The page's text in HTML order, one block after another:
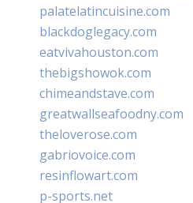
palatelatincuisine.com
blackdoglegacy.com
eatvivahouston.com
thebigshowok.com
chimeandstave.com
greatwallseafoodny.com
theloverose.com
gabriovoice.com
resinflowart.com
p-sports.net